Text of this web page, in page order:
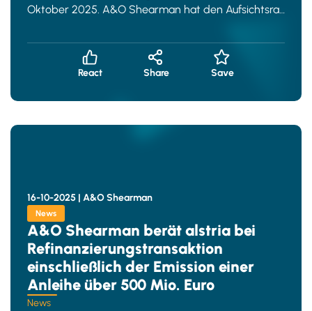
Oktober 2025. A&O Shearman hat den Aufsichtsrat
React Share Save
16-10-2025 | A&O Shearman
News
A&O Shearman berät alstria bei
Refinanzierungstransaktion
einschließlich der Emission einer
Anleihe über 500 Mio. Euro
News